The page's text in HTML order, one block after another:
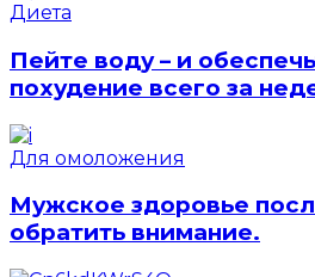
Диета
Пейте воду – и
похудение всего за
Для омоложения
Мужское здоровье
обратить внимание.